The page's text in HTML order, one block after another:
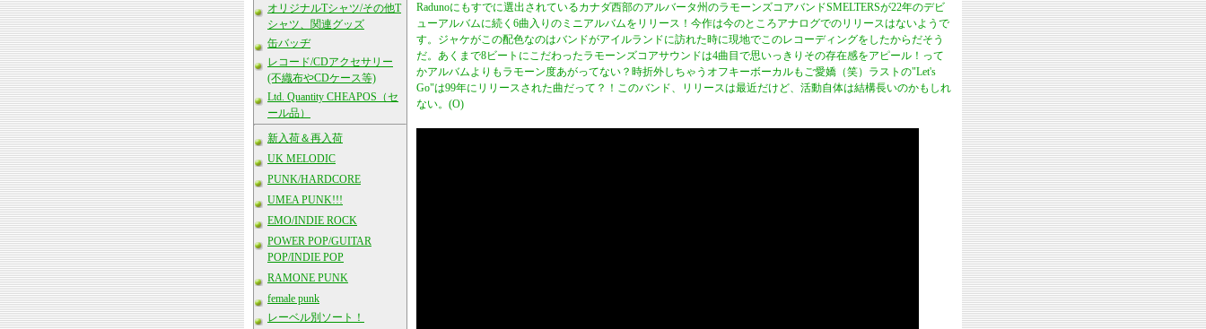
オリジナルTシャツ/その他T
シャツ、関連グッズ
缶バッヂ
レコード/CDアクセサリー
(不織布やCDケース等)
Ltd. Quantity CHEAPOS（セ
ール品）
新入荷＆再入荷
UK MELODIC
PUNK/HARDCORE
UMEA PUNK!!!
EMO/INDIE ROCK
POWER POP/GUITAR
POP/INDIE POP
RAMONE PUNK
female punk
レーベル別ソート！
Radunoにもすでに選出されているカナダ西部のアルバータ州のラモーンズコアバンドSMELTERSが22年のデビ
ューアルバムに続く6曲入りのミニアルバムをリリース！今作は今のところアナログでのリリースはないようで
す。ジャケがこの配色なのはバンドがアイルランドに訪れた時に現地でこのレコーディングをしたからだそう
だ。あくまで8ビートにこだわったラモーンズコアサウンドは4曲目で思いっきりその存在感をアピール！って
かアルバムよりもラモーン度あがってない？時折外しちゃうオフキーボーカルもご愛嬌（笑）ラストの"Let's
Go"は99年にリリースされた曲だって？！このバンド、リリースは最近だけど、活動自体は結構長いのかもしれ
ない。(O)